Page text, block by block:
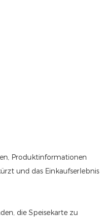
Produktinformationen
und das Einkaufserlebnis
die Speisekarte zu